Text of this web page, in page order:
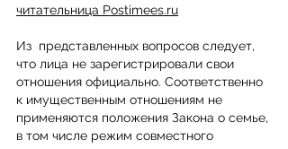
читательница Postimees.ru
Из  представленных вопросов следует,
что лица не зарегистрировали свои
отношения официально. Соответственно
к имущественным отношениям не
применяются положения Закона о семье,
в том числе режим совместного